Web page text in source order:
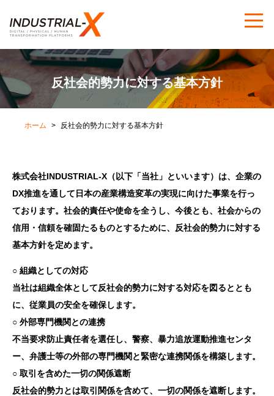
反社会的勢力に対する基本方針
ホーム 反社会的勢力に対する基本方針
株式会社INDUSTRIAL-X（以下「当社」といいます）は、企業の
DX推進を通して日本の産業構造変革の実現に向けた事業を行っ
ております。社会的責任や使命を全うし、今後とも、社会からの
信用・信頼を確固たるものとするために、反社会的勢力に対する
基本方針を定めます。
○ 組織としての対応
当社は組織全体として反社会的勢力に対する対応を図るととも
に、従業員の安全を確保します。
○ 外部専門機関との連携
不当要求防止責任者を選任し、警察、暴力追放運動推進センタ
ー、弁護士等の外部の専門機関と緊密な連携関係を構築します。
○ 取引を含めた一切の関係遮断
反社会的勢力とは取引関係を含めて、一切の関係を遮断します。